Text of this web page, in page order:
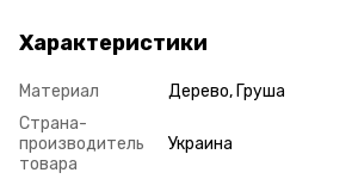
Характеристики
Материал
Дерево, Груша
Страна-
производитель
товара
Украина